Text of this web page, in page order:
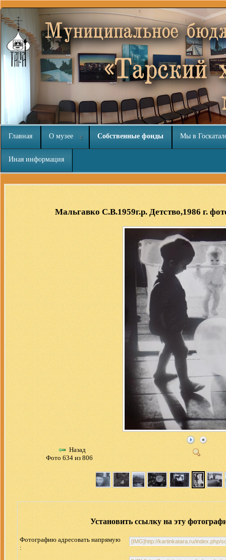
Главная О музее Собственные фонды Мы в
Иная информация
Мальгавко С.В.1959г.р. Детство,1986 г.
Назад
Фото 634 из 806
Установить ссылку на эту
Фотографию адресовать напрямую
: